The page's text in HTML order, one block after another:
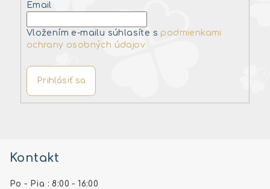
Email
Vložením e-mailu súhlasíte s podmienkami
ochrany osobných údajov
Prihlásiť sa
Kontakt
Po - Pia : 8:00 - 16:00